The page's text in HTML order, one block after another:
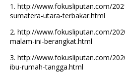
1. http://www.fokusliputan.com/
sumatera-utara-terbakar.html
2. http://www.fokusliputan.com/
malam-ini-berangkat.html
3. http://www.fokusliputan.com/
ibu-rumah-tangga.html